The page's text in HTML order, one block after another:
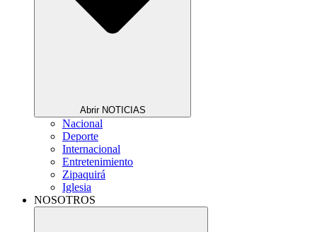
Abrir NOTICIAS
Nacional
Deporte
Internacional
Entretenimiento
Zipaquirá
Iglesia
NOSOTROS